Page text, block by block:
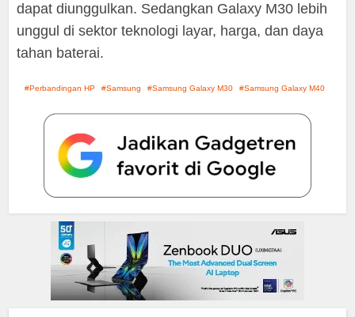
dapat diunggulkan. Sedangkan Galaxy M30 lebih
unggul di sektor teknologi layar, harga, dan daya
tahan baterai.
Perbandingan HP Samsung Samsung Galaxy M30 Samsung Galaxy M40